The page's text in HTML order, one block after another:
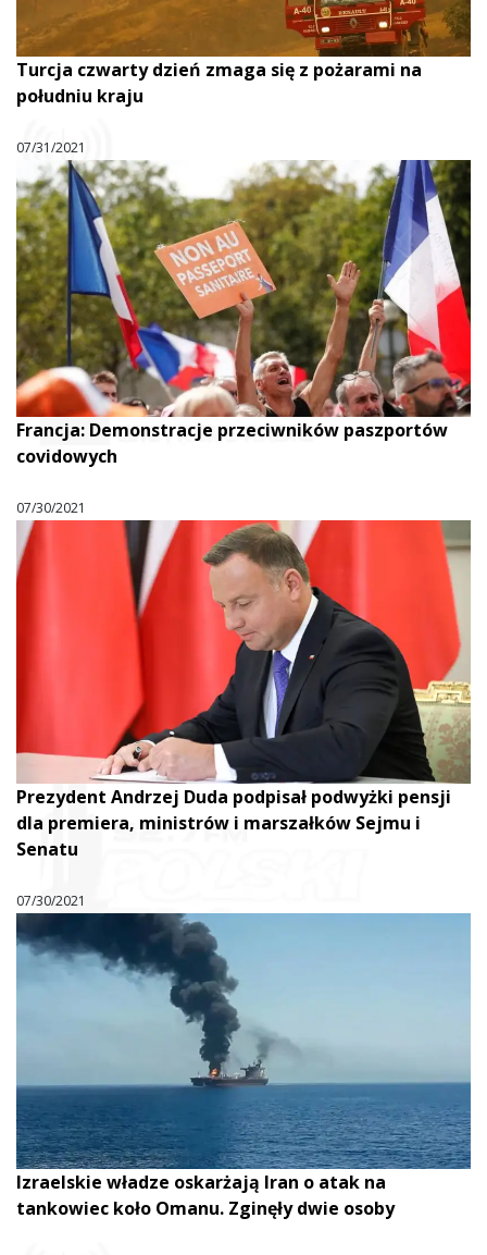
Turcja czwarty dzień zmaga się z pożarami na
południu kraju
07/31/2021
Francja: Demonstracje przeciwników paszportów
covidowych
07/30/2021
Prezydent Andrzej Duda podpisał podwyżki pensji
dla premiera, ministrów i marszałków Sejmu i
Senatu
07/30/2021
Izraelskie władze oskarżają Iran o atak na
tankowiec koło Omanu. Zginęły dwie osoby